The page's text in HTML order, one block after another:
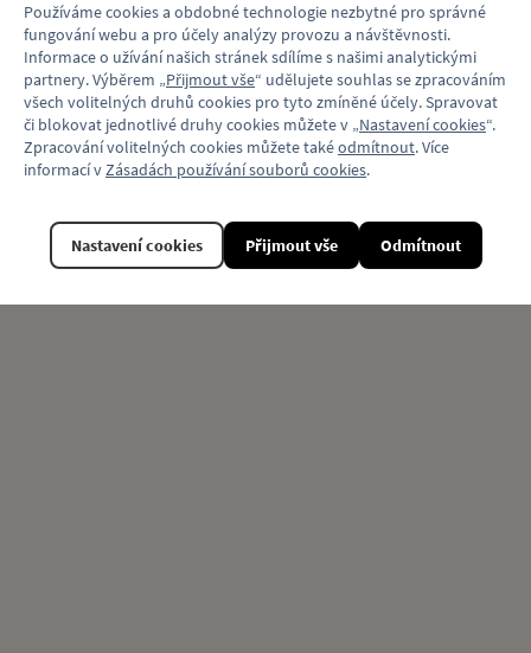
Související produkty
Používáme cookies a obdobné technologie nezbytné pro správné
fungování webu a pro účely analýzy provozu a návštěvnosti.
Informace o užívání našich stránek sdílíme s našimi analytickými
partnery. Výběrem „Přijmout vše“ udělujete souhlas se zpracováním
všech volitelných druhů cookies pro tyto zmíněné účely. Spravovat
či blokovat jednotlivé druhy cookies můžete v „Nastavení cookies“.
Zpracování volitelných cookies můžete takéodmítnout. Více
informací vZásadách používání souborů cookies.
Odmítnout
Nastavení cookies Přijmout vše